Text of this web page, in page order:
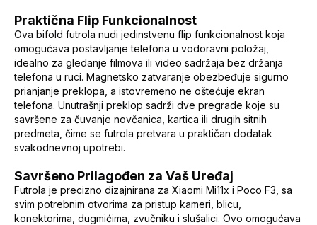
Praktična Flip Funkcionalnost
Ova bifold futrola nudi jedinstvenu flip funkcionalnost koja
omogućava postavljanje telefona u vodoravni položaj,
idealno za gledanje filmova ili video sadržaja bez držanja
telefona u ruci. Magnetsko zatvaranje obezbeđuje sigurno
prianjanje preklopa, a istovremeno ne oštećuje ekran
telefona. Unutrašnji preklop sadrži dve pregrade koje su
savršene za čuvanje novčanica, kartica ili drugih sitnih
predmeta, čime se futrola pretvara u praktičan dodatak
svakodnevnoj upotrebi.
Savršeno Prilagođen za Vaš Uređaj
Futrola je precizno dizajnirana za Xiaomi Mi11x i Poco F3, sa
svim potrebnim otvorima za pristup kameri, blicu,
konektorima, dugmićima, zvučniku i slušalici. Ovo omogućava